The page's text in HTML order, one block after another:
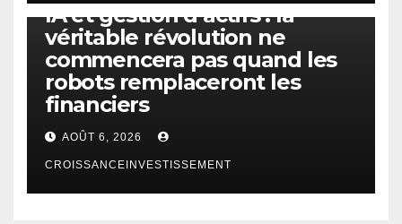
IA et gestion d’actifs : la
véritable révolution ne
commencera pas quand les
robots remplaceront les
financiers
AOÛT 6, 2026
CROISSANCEINVESTISSEMENT